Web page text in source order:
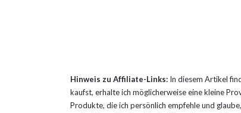
Hinweis zu Affiliate-Links: In diesem Artikel
kaufst, erhalte ich möglicherweise eine kleine
Produkte, die ich persönlich empfehle und